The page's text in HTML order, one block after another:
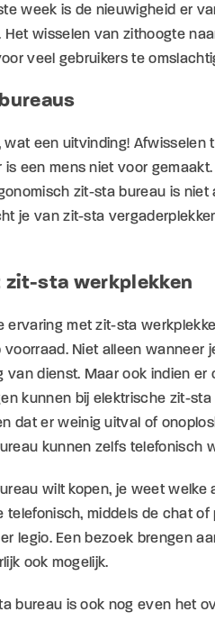
week is de nieuwigheid er
wisselen van zithoogte
veel gebruikers te
een uitvinding!
een mens niet voor
zit-sta bureau is
je van zit-sta
zit-sta werkplekken
ervaring met zit-sta
Niet alleen
van dienst. Maar ook indien
kunnen bij elektrische zit-
dat er weinig uitval of
kunnen zelfs telefonisch
wilt kopen, je weet
telefonisch, middels de chat
legio. Een bezoek brengen
ook mogelijk.
bureau is ook nog even het